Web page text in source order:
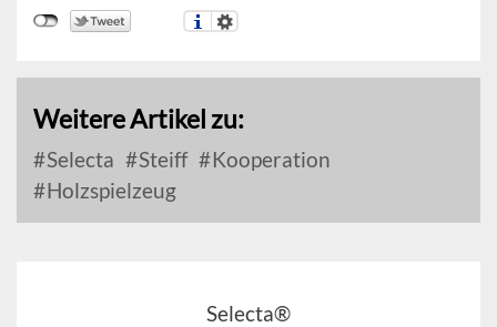
Weitere Artikel zu:
Selecta Steiff
Kooperation
Holzspielzeug
Selecta®